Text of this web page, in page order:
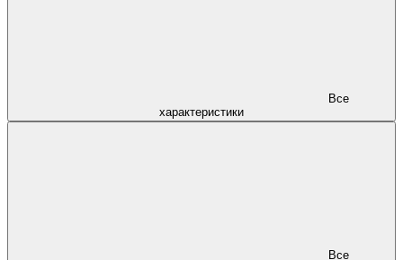
характеристики